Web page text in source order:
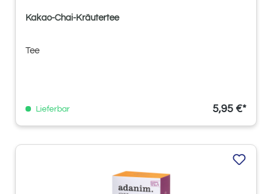
Kakao-Chai-Kräutertee
Tee
Lieferbar 5,95 €*